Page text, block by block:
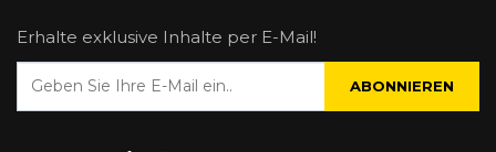
Erhalte exklusive Inhalte per E-Mail!
ABONNIEREN